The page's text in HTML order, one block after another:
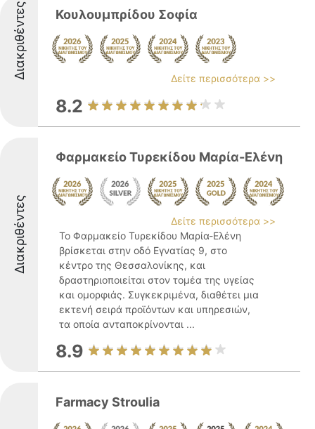
Διακριθέντες Κουλουμπρίδου Σοφία
Δείτε περισσότερα >>
8.2
Διακριθέντες
Φαρμακείο Τυρεκίδου Μαρία-Ελένη
Δείτε περισσότερα >>
Το Φαρμακείο Τυρεκίδου Μαρία-Ελένη
βρίσκεται στην οδό Εγνατίας 9, στο
κέντρο της Θεσσαλονίκης, και
δραστηριοποιείται στον τομέα της υγείας
και ομορφιάς. Συγκεκριμένα, διαθέτει μια
εκτενή σειρά προϊόντων και υπηρεσιών,
τα οποία ανταποκρίνονται ...
8.9
Farmacy Stroulia